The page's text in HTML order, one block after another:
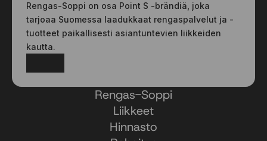
Rengas-Soppi on osa Point S -brändiä, joka
tarjoaa Suomessa laadukkaat rengaspalvelut ja -
tuotteet paikallisesti asiantuntevien liikkeiden
kautta.
Rengas-Soppi
Liikkeet
Hinnasto